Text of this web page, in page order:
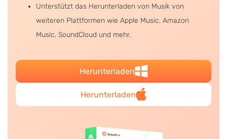
Unterstützt das Herunterladen von Musik von
weiteren Plattformen wie Apple Music, Amazon
Music, SoundCloud und mehr.
Herunterladen
Herunterladen